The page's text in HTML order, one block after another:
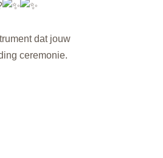
dat jouw
ceremonie.